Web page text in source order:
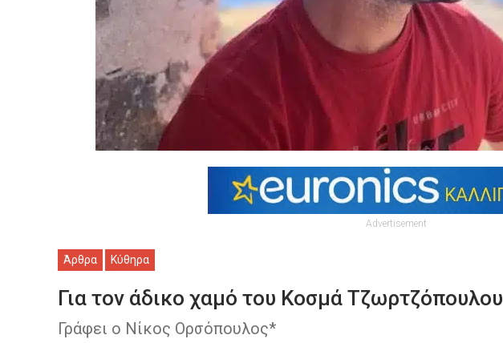
Advertisement
Άρθρα Κύθηρα
Για τον άδικο χαμό του Κοσμά Τζωρτζόπουλου
Γράφει ο Νίκος Ορσόπουλος*